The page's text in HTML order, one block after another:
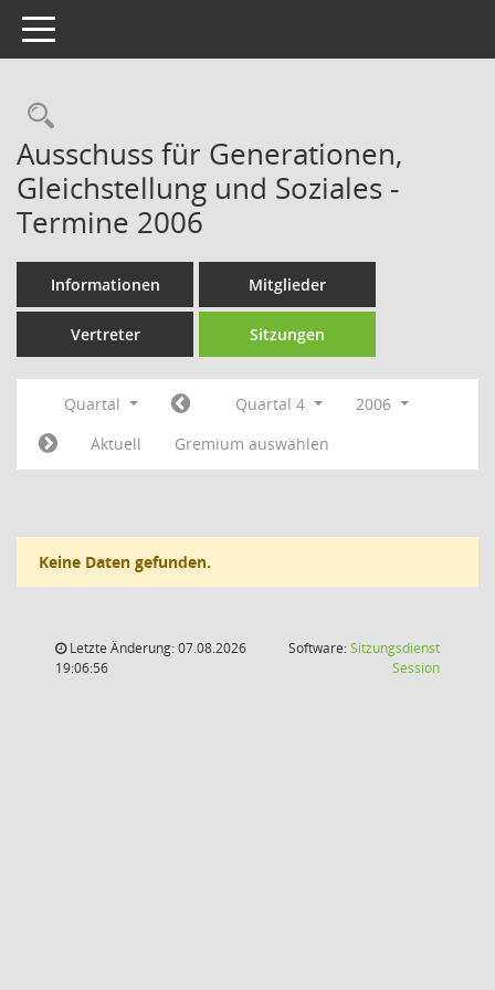
Toggle navigation
Rechercheauswahl
Ausschuss für Generationen,
Gleichstellung und Soziales -
Termine 2006
Informationen Mitglieder
Vertreter Sitzungen
Quartal Quartal 4
2006
Aktuell
Gremium auswählen
Keine Daten gefunden.
Letzte Änderung: 07.08.2026
19:06:56
Software:Sitzungsdienst
Session(Wird in